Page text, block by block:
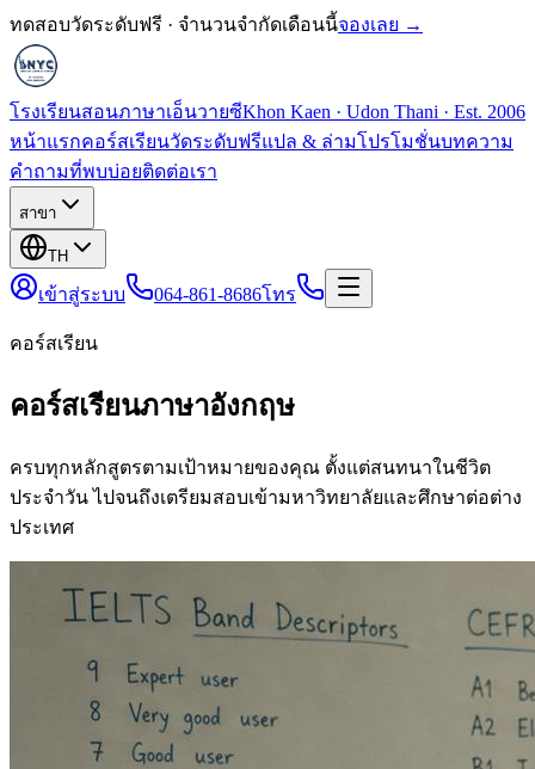
ทดสอบวัดระดับฟรี · จำนวนจำกัดเดือนนี้จองเลย →
โรงเรียนสอนภาษาเอ็นวายซีKhon Kaen · Udon Thani · Est. 2006
หน้าแรกคอร์สเรียนวัดระดับฟรีแปล & ล่ามโปรโมชั่นบทความ
คำถามที่พบบ่อยติดต่อเรา
สาขา
TH
เข้าสู่ระบบ 064-861-8686โทร
คอร์สเรียน
คอร์สเรียนภาษาอังกฤษ
ครบทุกหลักสูตรตามเป้าหมายของคุณ ตั้งแต่สนทนาในชีวิต
ประจำวัน ไปจนถึงเตรียมสอบเข้ามหาวิทยาลัยและศึกษาต่อต่าง
ประเทศ